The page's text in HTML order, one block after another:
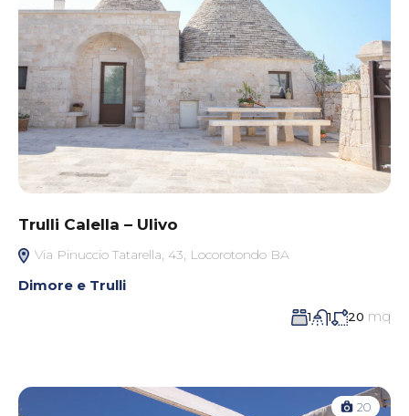
Trulli Calella – Ulivo
Via Pinuccio Tatarella, 43, Locorotondo BA
Dimore e Trulli
1 1 20 mq
20